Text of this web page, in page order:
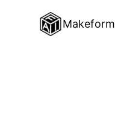
Makeform